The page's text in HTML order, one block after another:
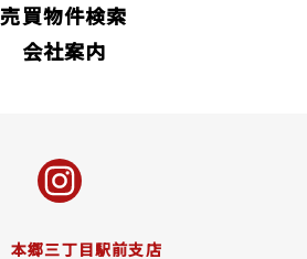
売買物件検索
会社案内
本郷三丁目駅前支店